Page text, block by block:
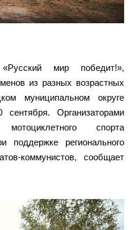
мир победит!»,
из разных возрастных
муниципальном округе
сентября. Организаторами
спорта
поддержке регионального
коммунистов, сообщает